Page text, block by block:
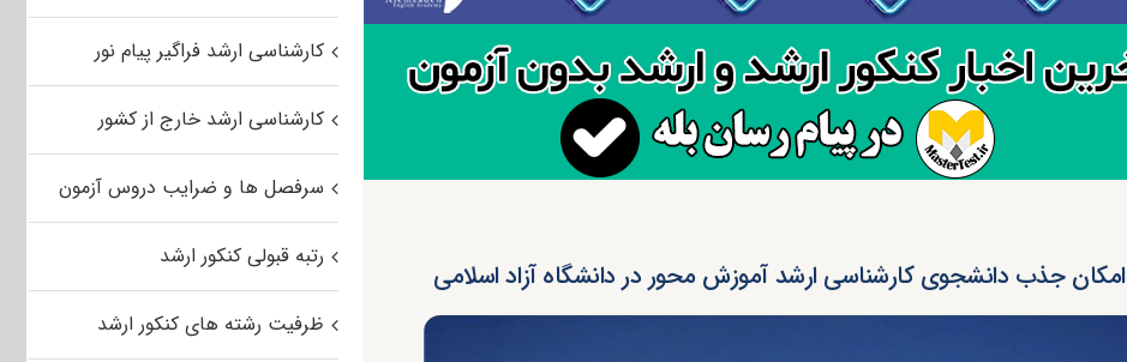
امکان جذب دانشجوی کارشناسی ارشد آموزش محور در دانشگاه آزاد اسلامی
کارشناسی ارشد فراگیر پیام نور
کارشناسی ارشد خارج از کشور
سرفصل ها و ضرایب دروس آزمون
رتبه قبولی کنکور ارشد
ظرفیت رشته های کنکور ارشد